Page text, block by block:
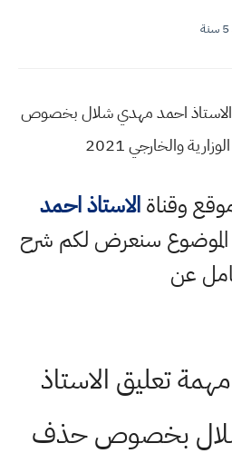
احمد مهدي شلال بخصوص
والخارجي 2021
وقناةالاستاذ احمد
الموضوع سنعرض لكم شرح
عن
تعليق الاستاذ
بخصوص حذف